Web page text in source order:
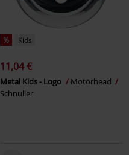
% Kids
11,04 €
Metal Kids - Logo
Motörhead
Schnuller